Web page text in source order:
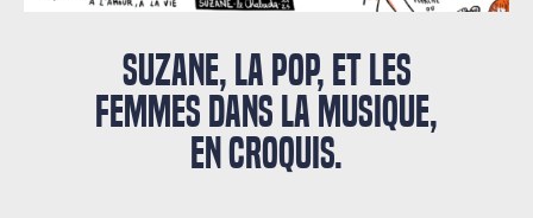
SUZANE, LA POP, ET LES
FEMMES DANS LA MUSIQUE,
EN CROQUIS.